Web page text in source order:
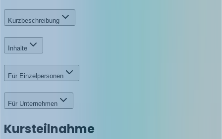
Kurzbeschreibung
Inhalte
Für Einzelpersonen
Für Unternehmen
Kursteilnahme